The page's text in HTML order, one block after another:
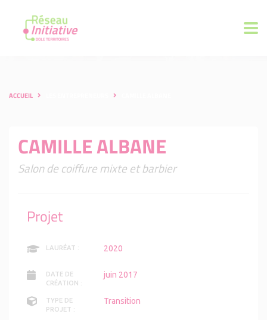
ACCUEIL
CAMILLE ALBANE
Salon de coiffure mixte et barbier
Projet
LAURÉAT : 2020
DATE DE
CRÉATION :
juin 2017
TYPE DE
PROJET :
Transition